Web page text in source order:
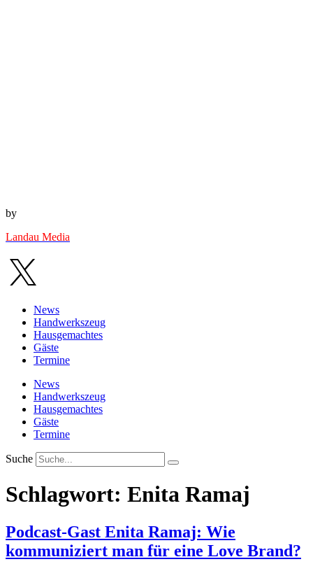
by
Landau Media
News
Handwerkszeug
Hausgemachtes
Gäste
Termine
News
Handwerkszeug
Hausgemachtes
Gäste
Termine
Suche
Schlagwort: Enita Ramaj
Podcast-Gast Enita Ramaj: Wie
kommuniziert man für eine Love Brand?